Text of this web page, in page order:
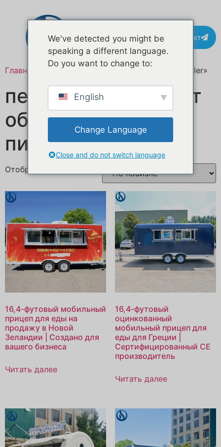
Контакт
Главная / Товары с меткой «custom catering trailer»
передвижной пункт
общественного
питания
Отображение 1–16 из 60
16,4-футовый мобильный
прицеп для еды на
продажу в Новой
Зеландии | Создано для
вашего бизнеса
Читать далее
16,4-футовый
оцинкованный
мобильный прицеп для
еды для Греции |
Сертифицированный CE
производитель
Читать далее
We've detected you might be
speaking a different language.
Do you want to change to:
English
Change Language
Close and do not switch language